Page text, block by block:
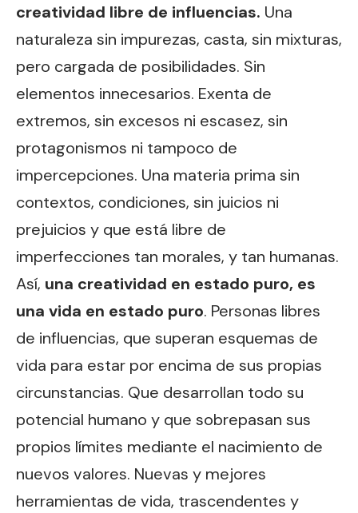
creatividad libre de influencias. Una
naturaleza sin impurezas, casta, sin mixturas,
pero cargada de posibilidades. Sin
elementos innecesarios. Exenta de
extremos, sin excesos ni escasez, sin
protagonismos ni tampoco de
impercepciones. Una materia prima sin
contextos, condiciones, sin juicios ni
prejuicios y que está libre de
imperfecciones tan morales, y tan humanas.
Así, una creatividad en estado puro, es
una vida en estado puro. Personas libres
de influencias, que superan esquemas de
vida para estar por encima de sus propias
circunstancias. Que desarrollan todo su
potencial humano y que sobrepasan sus
propios límites mediante el nacimiento de
nuevos valores. Nuevas y mejores
herramientas de vida, trascendentes y